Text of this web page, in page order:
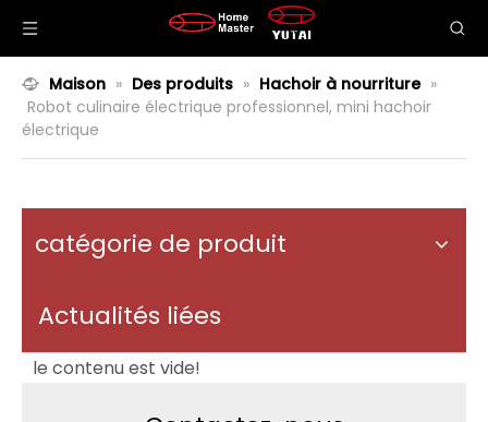
Maison » Des produits » Hachoir à nourriture »
Robot culinaire électrique professionnel, mini hachoir
électrique
catégorie de produit
Actualités liées
le contenu est vide!